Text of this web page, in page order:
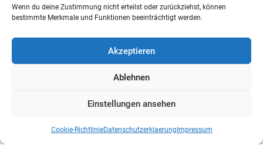
Wenn du deine Zustimmung nicht erteilst oder zurückziehst, können
bestimmte Merkmale und Funktionen beeinträchtigt werden.
Akzeptieren
Ablehnen
Einstellungen ansehen
Cookie-RichtlinieDatenschutzerklaerung Impressum